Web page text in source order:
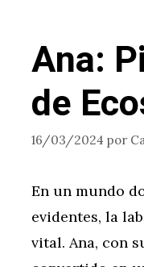
Ana:
de
16/03/2024 por
En un mundo
evidentes, la
vital. Ana, con